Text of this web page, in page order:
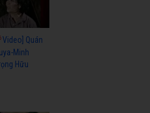
Video] Quán
Minh
Hữu